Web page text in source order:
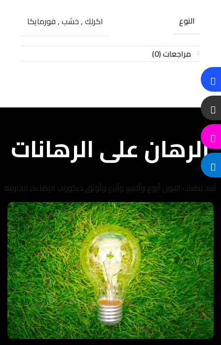
النوع اكرلك,خشب,فورمايكا
مراجعات (0)
الرهان على الرهانات
تُعد لافتات النيون أروع وألمع وأبرع وأوثق ديكورات الإضاءة الخارقة